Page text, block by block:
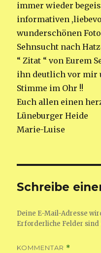
immer wieder
informativen
wunderschönen
Sehnsucht nach
“ Zitat “ von Eurem
ihn deutlich vor mir
Stimme im Ohr !!
Euch allen einen
Lüneburger Heide
Marie-Luise
Schreibe
Deine E-Mail-Adresse
Erforderliche Felder
KOMMENTAR *